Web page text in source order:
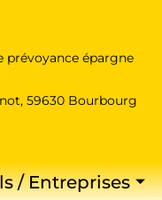
prévoyance épargne
59630 Bourbourg
/ Entreprises